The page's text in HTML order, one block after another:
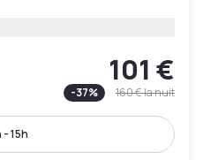
101 €
-37% 160 €la nuit
- 15h